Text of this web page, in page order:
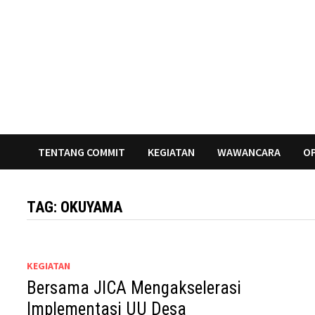
TENTANG COMMIT KEGIATAN WAWANCARA
TAG: OKUYAMA
KEGIATAN
Bersama JICA Mengakselerasi
Implementasi UU Desa